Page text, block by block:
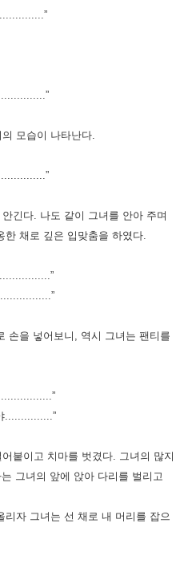
모습이 나타난다.
긴다. 나도 같이 그녀를 안아 주며
채로 깊은 입맞춤을 하였다.
손을 넣어보니, 역시 그녀는 팬티를
...............”
붙이고 치마를 벗겼다. 그녀의 많지
는 그녀의 앞에 앉아 다리를 벌리고
자 그녀는 선 채로 내 머리를 잡으